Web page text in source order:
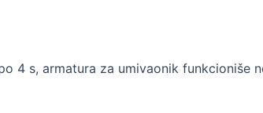
4 s, armatura za umivaonik funkcioniše